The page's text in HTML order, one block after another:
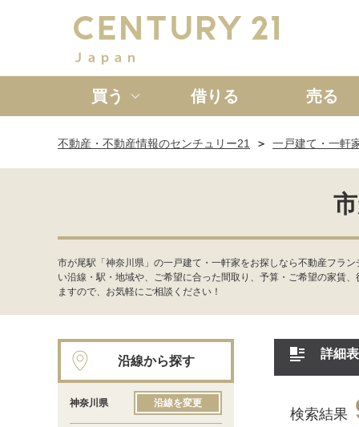
買う
新築一戸建て 中古一戸
借りる 売る
不動産・不動産情報のセンチュリー21 一戸建て・一軒
市が尾駅「神奈川県」の一戸建て・一軒家をお探しなら不動産フラ
い沿線・駅・地域や、ご希望に合った間取り、予算・ご希望の家賃
ますので、お気軽にご相談ください！
詳細
検索結果
沿線から探す
神奈川県 沿線を変更